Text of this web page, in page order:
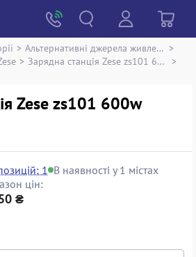
> Альтернативні джерела живлення >
> Зарядна станція Zese zs101 600w 666w/h
>
Zese zs101 600w
1 В наявності у 1 містах
цін:
₴